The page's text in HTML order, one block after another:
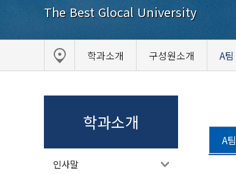
The Best Glocal University
학과소개 구성원소개 A팀
학과소개
인사말
A팀